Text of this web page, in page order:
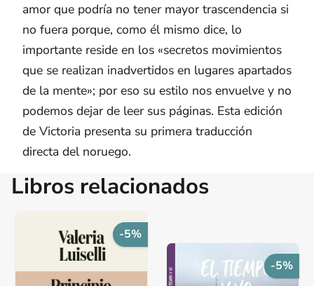
amor que podría no tener mayor trascendencia si
no fuera porque, como él mismo dice, lo
importante reside en los «secretos movimientos
que se realizan inadvertidos en lugares apartados
de la mente»; por eso su estilo nos envuelve y no
podemos dejar de leer sus páginas. Esta edición
de Victoria presenta su primera traducción
directa del noruego.
Libros relacionados
-5%
-5%